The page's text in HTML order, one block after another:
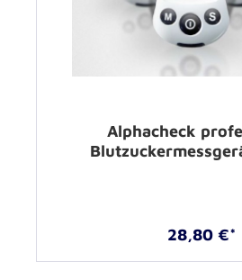
Alphacheck
28,80 €*